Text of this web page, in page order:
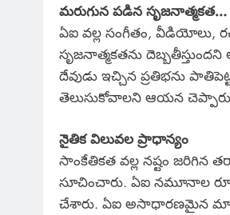
మరుగున పడిన సృజనాత్మకత…
ఏఐ వల్ల సంగీతం, వీడియోలు,
సృజనాత్మకతను
దేవుడు ఇచ్చిన ప్రతిభను
తెలుసుకోవాలని ఆయన
నైతిక విలువల ప్రాధాన్యం
సాంకేతికత వల్ల నష్టం
సూచించారు. ఏఐ నమూనాల
చేశారు. ఏఐ అసాధారణమైన